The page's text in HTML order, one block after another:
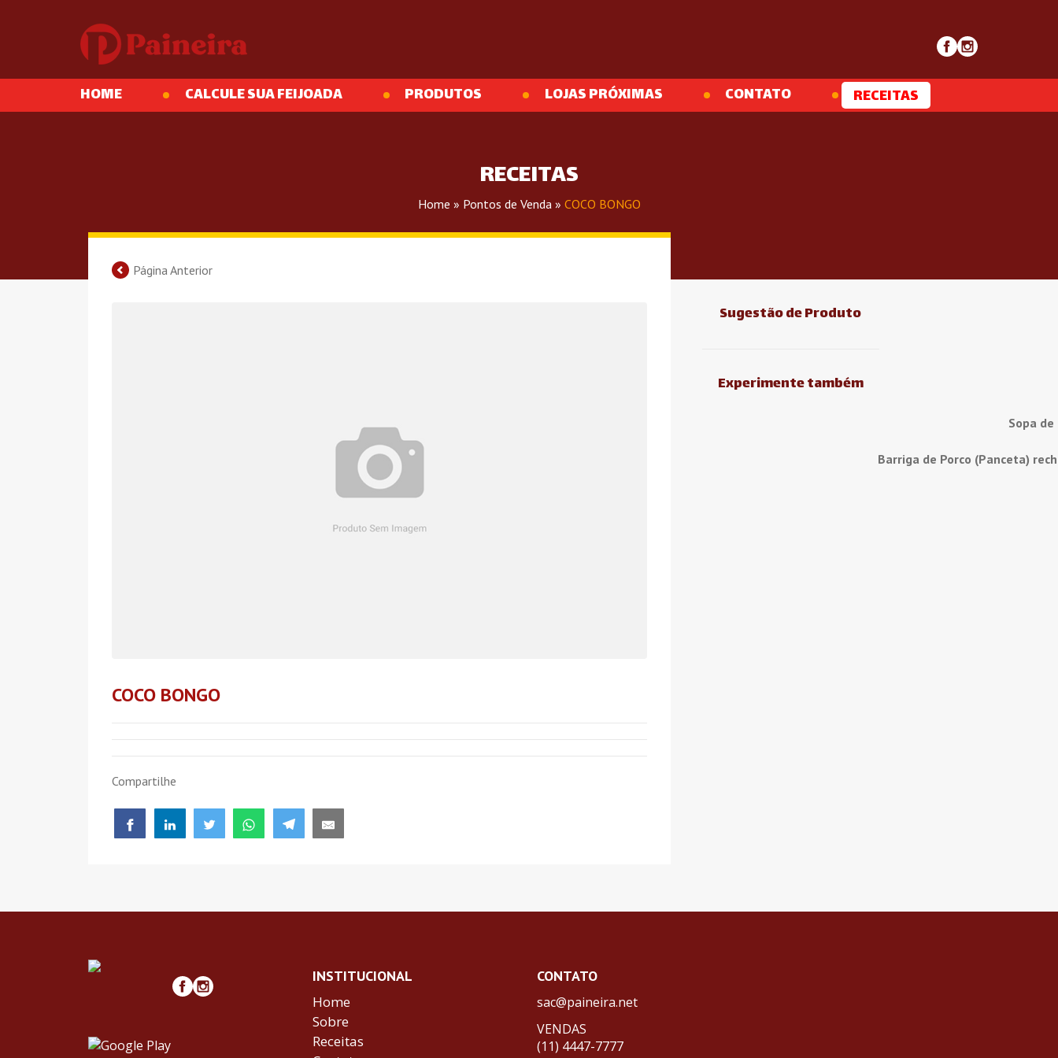
HOME CALCULE SUA FEIJOADA PRODUTOS LOJAS PRÓXIMAS CONTATO RECEITAS
RECEITAS
Home » Pontos de Venda » COCO BONGO
Página Anterior
COCO BONGO
Compartilhe
Sugestão de Produto
Experimente também
Sopa
Barriga de Porco (Panceta)
INSTITUCIONAL
Home
Sobre
Receitas
CONTATO
sac@paineira.net
VENDAS
(11) 4447-7777